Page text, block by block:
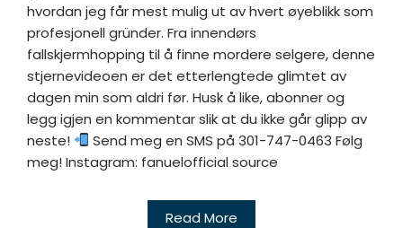
hvordan jeg får mest mulig ut av hvert øyeblikk som
profesjonell gründer. Fra innendørs
fallskjermhopping til å finne mordere selgere, denne
stjernevideoen er det etterlengtede glimtet av
dagen min som aldri før. Husk å like, abonner og
legg igjen en kommentar slik at du ikke går glipp av
neste!
Send meg en SMS på 301-747-0463 Følg
meg! Instagram: fanuelofficial source
Read More